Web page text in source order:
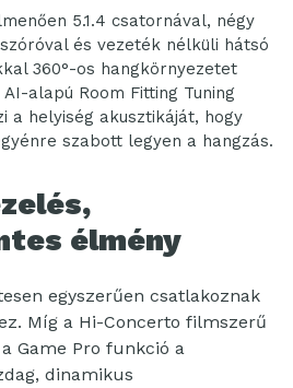
5.1.4 csatornával, négy
és vezeték nélküli hátsó
360°-os hangkörnyezetet
alapú Room Fitting Tuning
a helyiség akusztikáját, hogy
szabott legyen a hangzás.
élmény
egyszerűen csatlakoznak
Míg a Hi-Concerto filmszerű
Game Pro funkció a
dinamikus